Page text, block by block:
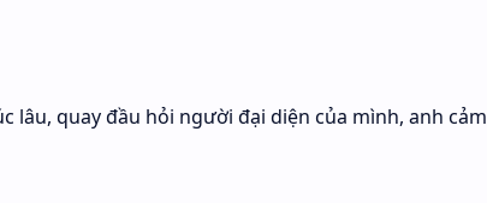
lâu, quay đầu hỏi người đại diện của mình, anh cảm